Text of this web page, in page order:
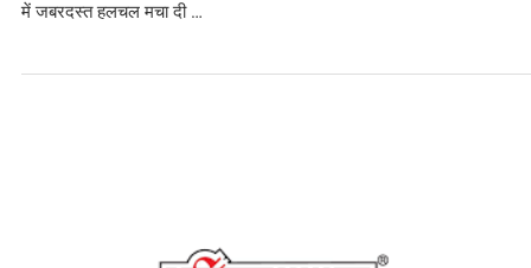
में जबरदस्त हलचल मचा दी …